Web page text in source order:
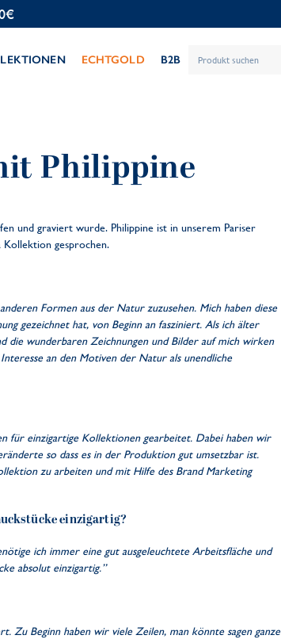
ECHTGOLD B2B
Philippine
und graviert wurde. Philippine ist in unserem Pariser
gesprochen.
Formen aus der Natur zuzusehen. Mich haben diese
gezeichnet hat, von Beginn an fasziniert. Als ich älter
wunderbaren Zeichnungen und Bilder auf mich wirken
an den Motiven der Natur als unendliche
für einzigartige Kollektionen gearbeitet. Dabei haben wir
so dass es in der Produktion gut umsetzbar ist.
zu arbeiten und mit Hilfe des Brand Marketing
einzigartig?
ich immer eine gut ausgeleuchtete Arbeitsfläche und
absolut einzigartig.”
Zu Beginn haben wir viele Zeilen, man könnte sagen ganze